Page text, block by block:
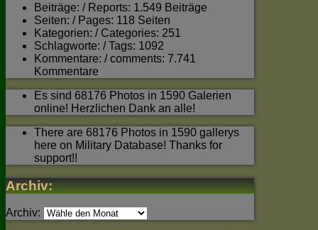
Beiträge: / Reports: 1.549 Beiträge
Seiten: / Pages: 118 Seiten
Kategorien: / Categories: 251
Schlagworte: / Tags: 1092
Kommentare: / comments: 7.741
Kommentare
Es sind 68176 Photos in 1590 Galerien
online! Herzlichen Dank an alle!
There are 68176 Photos in 1590 gallerys
here on Military Database! Thanks for
support!!
Archiv:
Archiv: